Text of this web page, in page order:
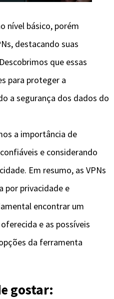
nível básico, porém
destacando suas
que essas
para proteger a
a segurança dos dados do
a importância de
e considerando
Em resumo, as VPNs
por privacidade e
encontrar um
e as possíveis
da ferramenta
gostar: